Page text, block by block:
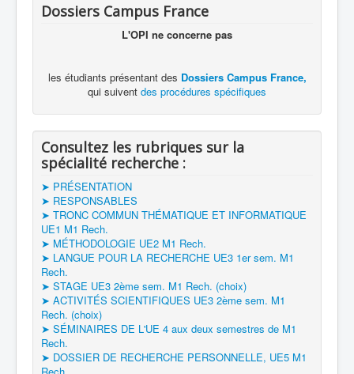
Dossiers Campus France
L'OPI ne concerne pas
les étudiants présentant des Dossiers Campus France,
qui suivent des procédures spécifiques
Consultez les rubriques sur la
spécialité recherche :
➤ PRÉSENTATION
➤ RESPONSABLES
➤ TRONC COMMUN THÉMATIQUE ET INFORMATIQUE
UE1 M1 Rech.
➤ MÉTHODOLOGIE UE2 M1 Rech.
➤ LANGUE POUR LA RECHERCHE UE3 1er sem. M1
Rech.
➤ STAGE UE3 2ème sem. M1 Rech. (choix)
➤ ACTIVITÉS SCIENTIFIQUES UE3 2ème sem. M1
Rech. (choix)
➤ SÉMINAIRES DE L'UE 4 aux deux semestres de M1
Rech.
➤ DOSSIER DE RECHERCHE PERSONNELLE, UE5 M1
Rech.